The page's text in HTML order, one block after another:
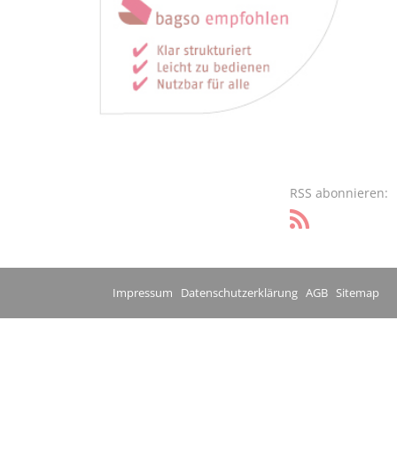
RSS abonnieren:
Impressum Datenschutzerklärung AGB Sitemap